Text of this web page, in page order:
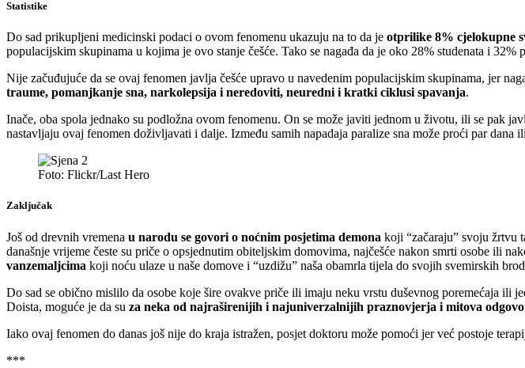
Statistike
Do sad prikupljeni medicinski podaci o ovom fenomenu ukazuju na to da je otprilike 8% cjelokupne
populacijskim skupinama u kojima je ovo stanje češće. Tako se nagađa da je oko 28% studenata i
Nije začuđujuće da se ovaj fenomen javlja češće upravo u navedenim populacijskim skupinama, jer
traume, pomanjkanje sna, narkolepsija i neredoviti, neuredni i kratki ciklusi spavanja.
Inače, oba spola jednako su podložna ovom fenomenu. On se može javiti jednom u životu, ili se pak
nastavljaju ovaj fenomen doživljavati i dalje. Između samih napadaja paralize sna može proći par
Foto: Flickr/Last Hero
Zaključak
Još od drevnih vremena u narodu se govori o noćnim posjetima demona koji “začaraju” svoju žrtvu
današnje vrijeme česte su priče o opsjednutim obiteljskim domovima, najčešće nakon smrti osobe ili
vanzemaljcima koji noću ulaze u naše domove i “uzdižu” naša obamrla tijela do svojih svemirskih
Do sad se obično mislilo da osobe koje šire ovakve priče ili imaju neku vrstu duševnog poremećaja ili
Doista, moguće je da su za neka od najraširenijih i najuniverzalnijih praznovjerja i mitova
Iako ovaj fenomen do danas još nije do kraja istražen, posjet doktoru može pomoći jer već postoje
***